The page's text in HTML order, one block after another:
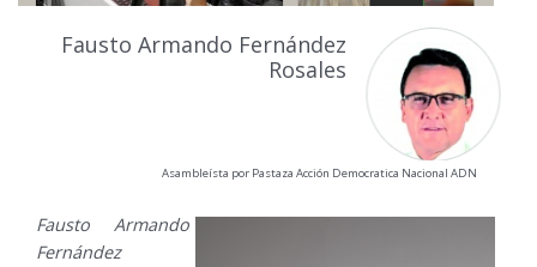
Fausto Armando Fernández
Rosales
Asambleísta por Pastaza Acción Democratica Nacional ADN
Fausto Armando
Fernández